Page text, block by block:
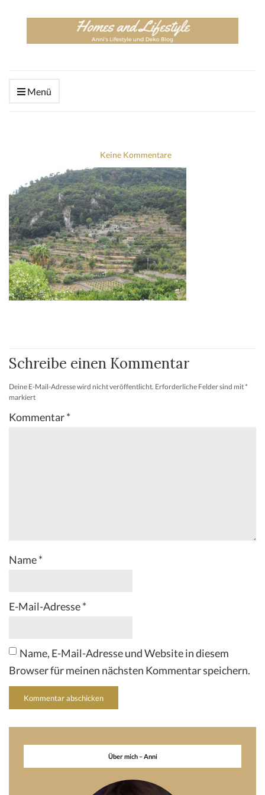
Menü
Keine Kommentare
Schreibe einen Kommentar
Deine E-Mail-Adresse wird nicht veröffentlicht. Erforderliche Felder sind mit*
markiert
Kommentar*
Name*
E-Mail-Adresse*
Name, E-Mail-Adresse und Website in diesem
Browser für meinen nächsten Kommentar speichern.
Über mich – Anni